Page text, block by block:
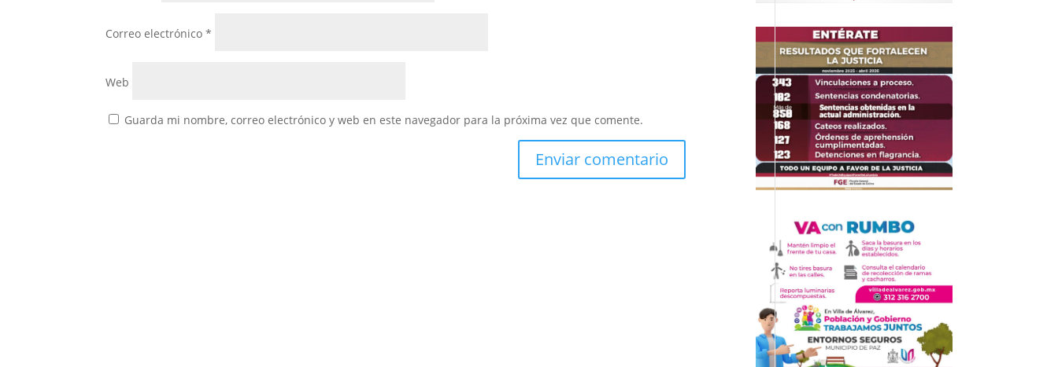
Correo electrónico*
Web
Guarda mi nombre, correo electrónico y web en este navegador para la próxima vez que comente.